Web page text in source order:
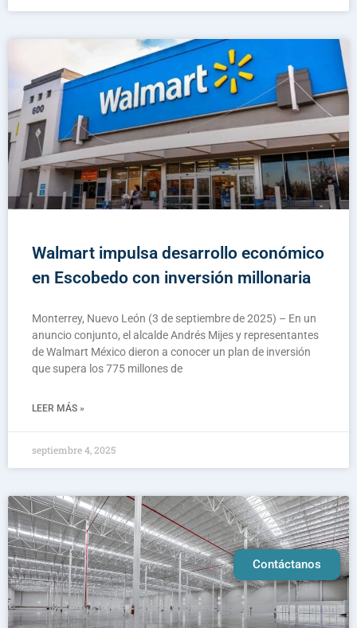
Walmart impulsa desarrollo económico
en Escobedo con inversión millonaria
Monterrey, Nuevo León (3 de septiembre de 2025) – En un
anuncio conjunto, el alcalde Andrés Mijes y representantes
de Walmart México dieron a conocer un plan de inversión
que supera los 775 millones de
LEER MÁS »
septiembre 4, 2025
Contáctanos